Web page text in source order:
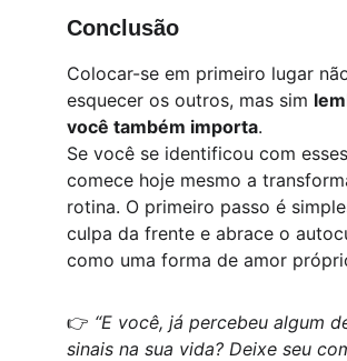
Conclusão
Colocar-se em primeiro lugar
esquecer os outros, mas sim
você também importa.
Se você se identificou com
comece hoje mesmo a
rotina. O primeiro passo é
culpa da frente e abrace o
como uma forma de amor
👉 “E você, já percebeu algum
sinais na sua vida? Deixe seu